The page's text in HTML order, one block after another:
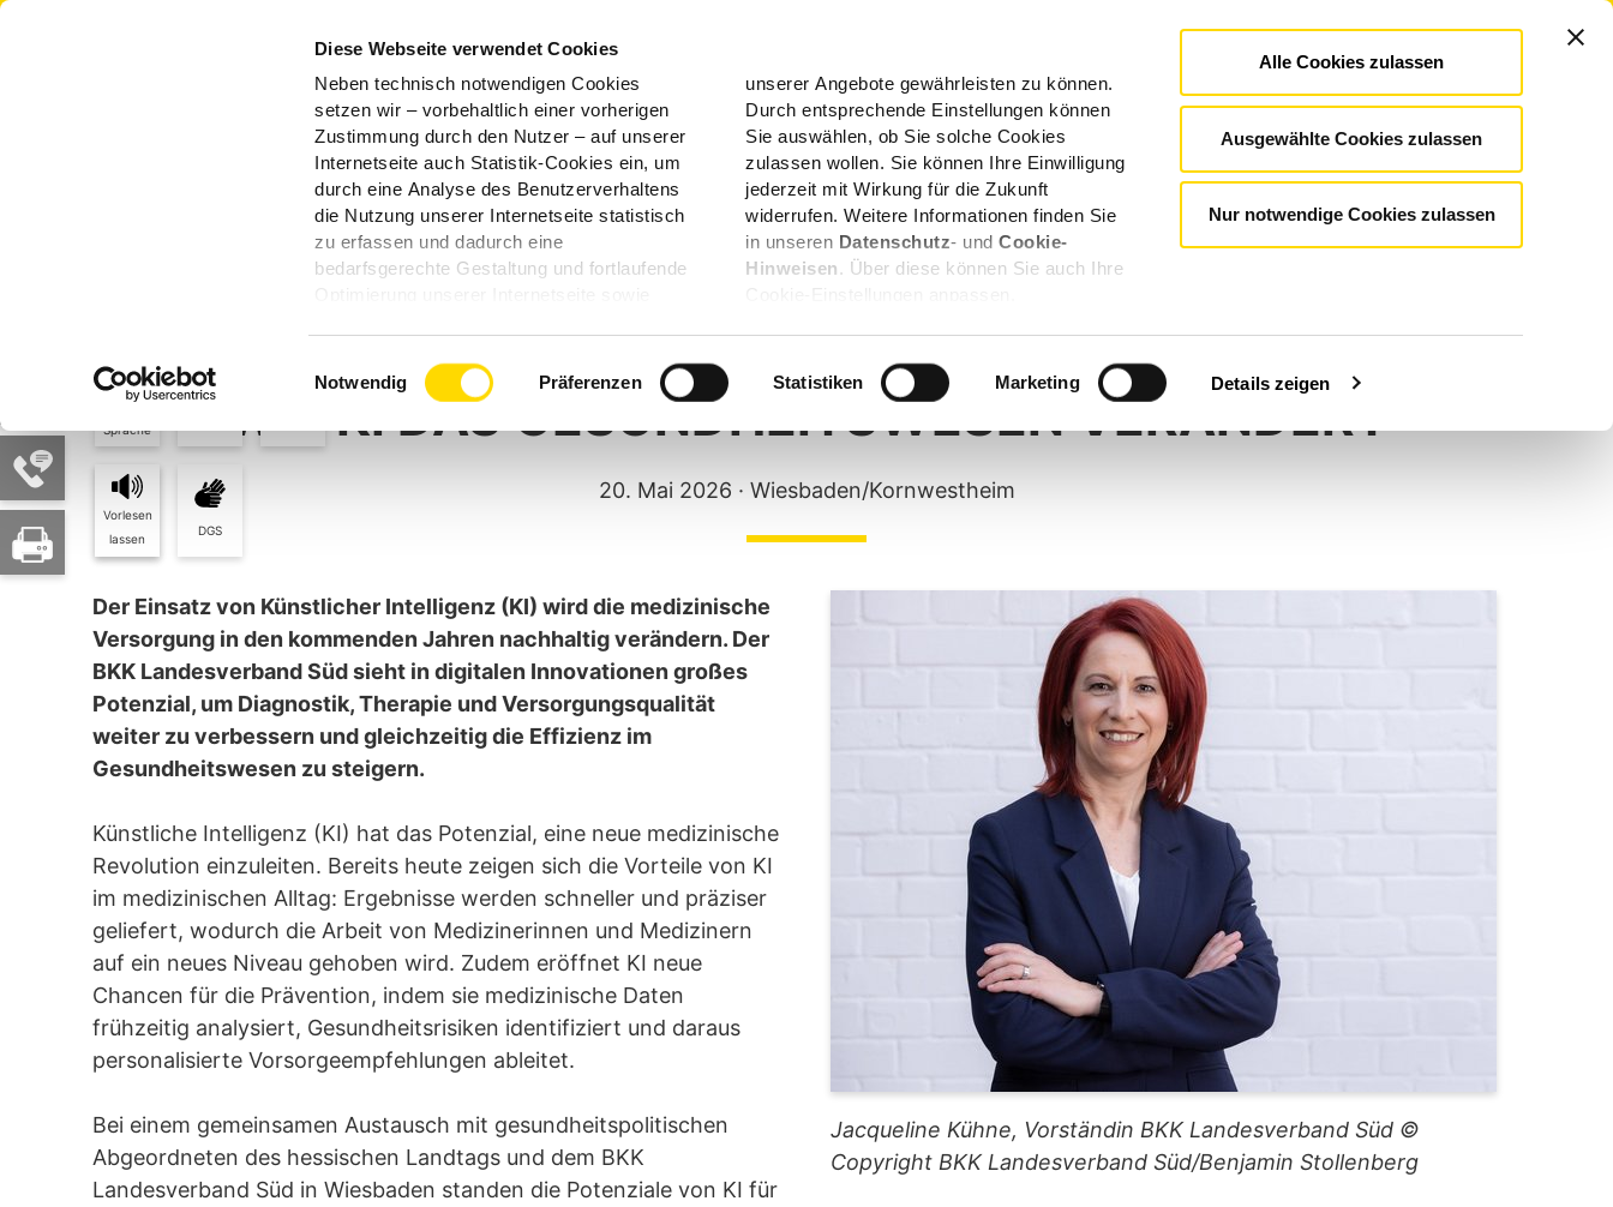
Diese Webseite verwendet Cookies
Neben technisch notwendigen Cookies
setzen wir – vorbehaltlich einer vorherigen
Zustimmung durch den Nutzer – auf unserer
Internetseite auch Statistik-Cookies ein, um
durch eine Analyse des Benutzerverhaltens
die Nutzung unserer Internetseite statistisch
zu erfassen und dadurch eine
bedarfsgerechte Gestaltung und fortlaufende
unserer Angebote gewährleisten zu können.
Durch entsprechende Einstellungen können
Sie auswählen, ob Sie solche Cookies
zulassen wollen. Sie können Ihre Einwilligung
jederzeit mit Wirkung für die Zukunft
widerrufen. Weitere Informationen finden Sie
in unseren Datenschutz- undCookie-
Hinweisen. Über diese können Sie auch Ihre
Einwilligungsauswahl
Notwendig Präferenzen Statistiken Marketing Details zeigen
Alle Cookies zulassen
Ausgewählte Cookies zulassen
Nur notwendige Cookies zulassen
Zum Hauptinhalt springen
Startseite
Presse und
Für Partner im
Gesundheitswesen
Für
Versicherte
Für
Unternehmen
Kennzahlen
Informationen
BKK Süd
Kontakt Suche
Leichte
Sprache
Vorlesen
lassen
DGS
Presse und Politik Digitale Gesundheit und Künstliche Intelligenz
DIGITALE GESUNDHEIT UND KÜNSTLICHE INTELLIGENZ:
WIE KI DAS GESUNDHEITSWESEN VERÄNDERT
20. Mai 2026 · Wiesbaden/Kornwestheim
Der Einsatz von Künstlicher Intelligenz (KI) wird die medizinische
Versorgung in den kommenden Jahren nachhaltig verändern. Der
BKK Landesverband Süd sieht in digitalen Innovationen großes
Potenzial, um Diagnostik, Therapie und Versorgungsqualität
weiter zu verbessern und gleichzeitig die Effizienz im
Gesundheitswesen zu steigern.
Künstliche Intelligenz (KI) hat das Potenzial, eine neue medizinische
Revolution einzuleiten. Bereits heute zeigen sich die Vorteile von KI
im medizinischen Alltag: Ergebnisse werden schneller und präziser
geliefert, wodurch die Arbeit von Medizinerinnen und Medizinern
auf ein neues Niveau gehoben wird. Zudem eröffnet KI neue
Chancen für die Prävention, indem sie medizinische Daten
frühzeitig analysiert, Gesundheitsrisiken identifiziert und daraus
personalisierte Vorsorgeempfehlungen ableitet.
Bei einem gemeinsamen Austausch mit gesundheitspolitischen
Abgeordneten des hessischen Landtags und dem BKK
Landesverband Süd in Wiesbaden standen die Potenziale von KI für
Jacqueline Kühne, Vorständin BKK Landesverband Süd ©
Copyright BKK Landesverband Süd/Benjamin Stollenberg